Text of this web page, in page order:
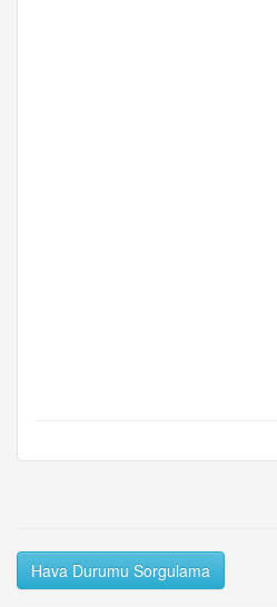
Hava Durumu Sorgulama